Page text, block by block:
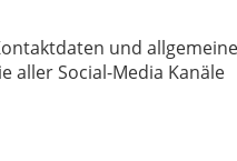
und allgemeine
aller Social-Media Kanäle